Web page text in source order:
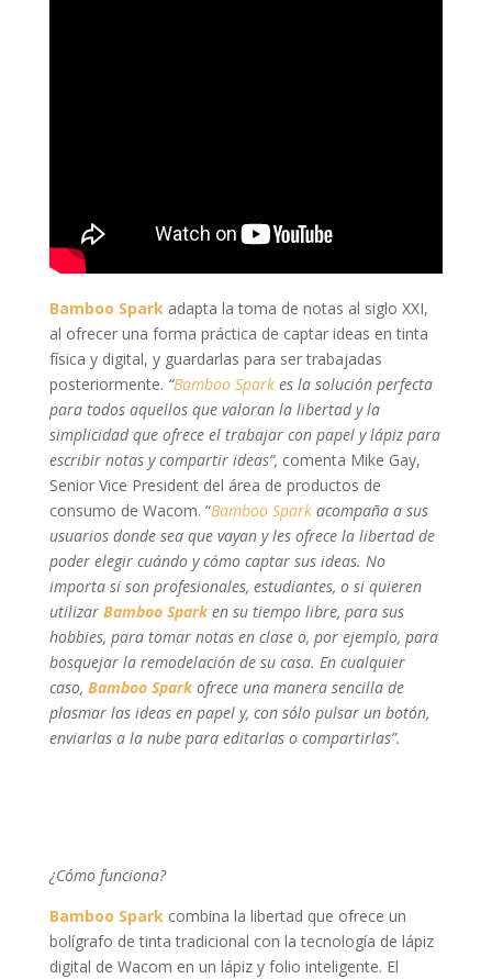
Bamboo Sparkadapta la toma de notas al siglo XXI,
al ofrecer una forma práctica de captar ideas en tinta
física y digital, y guardarlas para ser trabajadas
posteriormente. “Bamboo Sparkes la solución perfecta
para todos aquellos que valoran la libertad y la
simplicidad que ofrece el trabajar con papel y lápiz para
escribir notas y compartir ideas”, comenta Mike Gay,
Senior Vice President del área de productos de
consumo de Wacom. “Bamboo Sparkacompaña a sus
usuarios donde sea que vayan y les ofrece la libertad de
poder elegir cuándo y cómo captar sus ideas. No
importa si son profesionales, estudiantes, o si quieren
utilizar Bamboo Sparken su tiempo libre, para sus
hobbies, para tomar notas en clase o, por ejemplo, para
bosquejar la remodelación de su casa. En cualquier
caso, Bamboo Sparkofrece una manera sencilla de
plasmar las ideas en papel y, con sólo pulsar un botón,
enviarlas a la nube para editarlas o compartirlas”.
¿Cómo funciona?
Bamboo Sparkcombina la libertad que ofrece un
bolígrafo de tinta tradicional con la tecnología de lápiz
digital de Wacom en un lápiz y folio inteligente. El